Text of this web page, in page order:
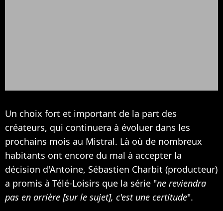
Un choix fort et important de la part des
créateurs, qui continuera à évoluer dans les
prochains mois au Mistral. Là où de nombreux
habitants ont encore du mal à accepter la
décision d'Antoine, Sébastien Charbit (producteur)
a promis à Télé-Loisirs que la série "ne reviendra
pas en arrière [sur le sujet], c'est une certitude".